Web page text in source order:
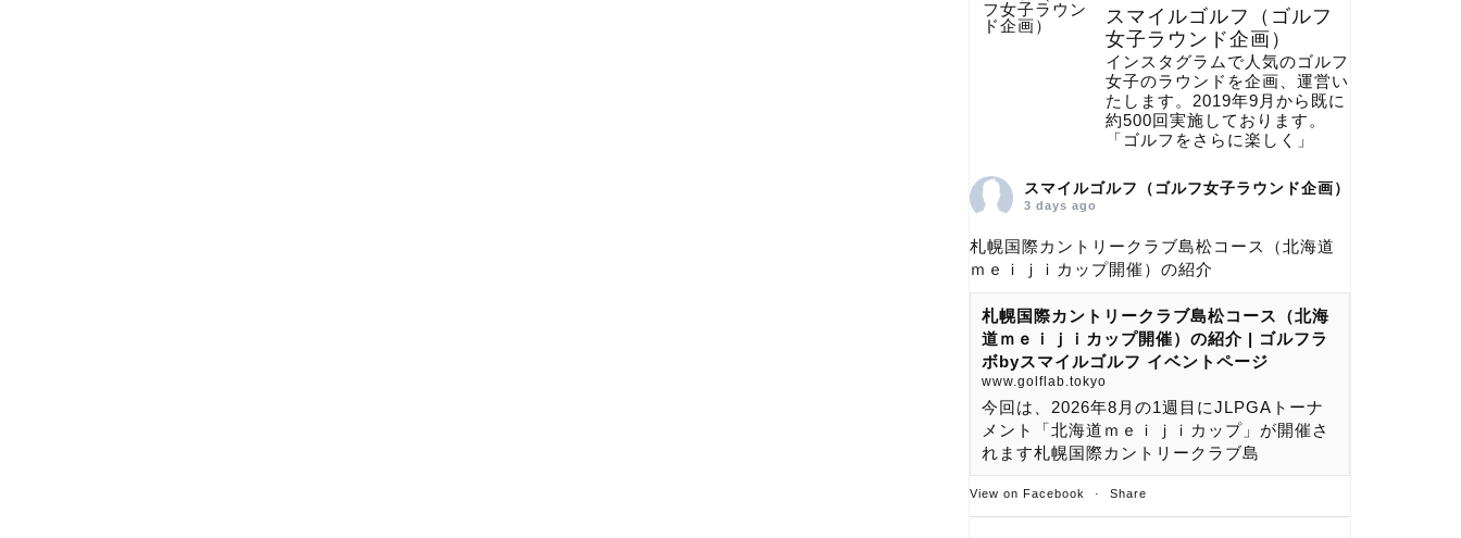
スマイルゴルフ（ゴルフ
女子ラウンド企画）
インスタグラムで人気のゴルフ
女子のラウンドを企画、運営い
たします。2019年9月から既に
約500回実施しております。
「ゴルフをさらに楽しく」
スマイルゴルフ（ゴルフ女子ラウンド企画）
3 days ago
札幌国際カントリークラブ島松コース（北海道
ｍｅｉｊｉカップ開催）の紹介
札幌国際カントリークラブ島松コース（北海
道ｍｅｉｊｉカップ開催）の紹介 | ゴルフラ
ボbyスマイルゴルフ イベントページ
www.golflab.tokyo
今回は、2026年8月の1週目にJLPGAトーナ
メント「北海道ｍｅｉｊｉカップ」が開催さ
れます札幌国際カントリークラブ島
View on Facebook · Share